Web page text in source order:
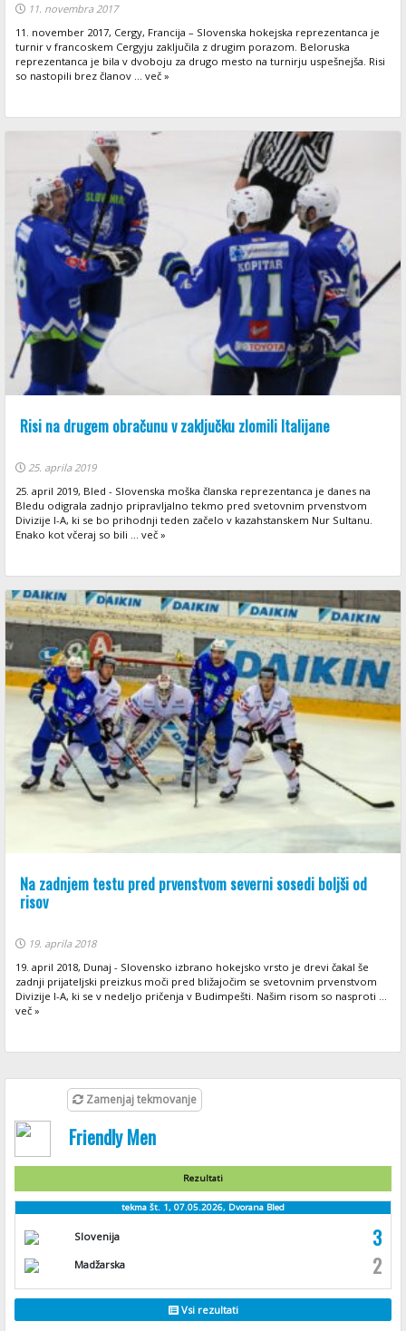
11. novembra 2017
11. november 2017, Cergy, Francija – Slovenska hokejska reprezentanca je
turnir v francoskem Cergyju zaključila z drugim porazom. Beloruska
reprezentanca je bila v dvoboju za drugo mesto na turnirju uspešnejša. Risi
so nastopili brez članov ... več »
Risi na drugem obračunu v zaključku zlomili Italijane
25. aprila 2019
25. april 2019, Bled - Slovenska moška članska reprezentanca je danes na
Bledu odigrala zadnjo pripravljalno tekmo pred svetovnim prvenstvom
Divizije I-A, ki se bo prihodnji teden začelo v kazahstanskem Nur Sultanu.
Enako kot včeraj so bili ... več »
Na zadnjem testu pred prvenstvom severni sosedi boljši od
risov
19. aprila 2018
19. april 2018, Dunaj - Slovensko izbrano hokejsko vrsto je drevi čakal še
zadnji prijateljski preizkus moči pred bližajočim se svetovnim prvenstvom
Divizije I-A, ki se v nedeljo pričenja v Budimpešti. Našim risom so nasproti ...
več »
Zamenjaj tekmovanje
Friendly Men
Rezultati
tekma št. 1, 07.05.2026, Dvorana Bled
Slovenija 3
Madžarska 2
Vsi rezultati